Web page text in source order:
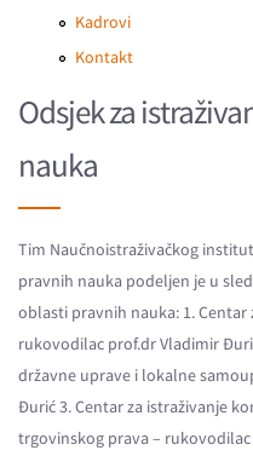
Kadrovi
Kontakt
Odsjek za
nauka
Tim Naučnoistraživačkog
pravnih nauka podeljen je u
oblasti pravnih nauka: 1. Centar
rukovodilac prof.dr Vladimir
državne uprave i lokalne
Đurić 3. Centar za istraživanje
trgovinskog prava –